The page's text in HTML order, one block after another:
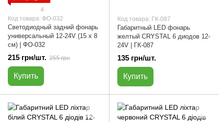
4
Код товара: ФО-032
Светодиодный задний фонарь
универсальный 12-24V (15 х 8
см) | ФО-032
215 грн/шт. 255 грн
Купить
Код товара: ГК-087
Габаритный LED фонарь
желтый CRYSTAL 6 диодов 12-
24V | ГК-087
135 грн/шт.
Купить